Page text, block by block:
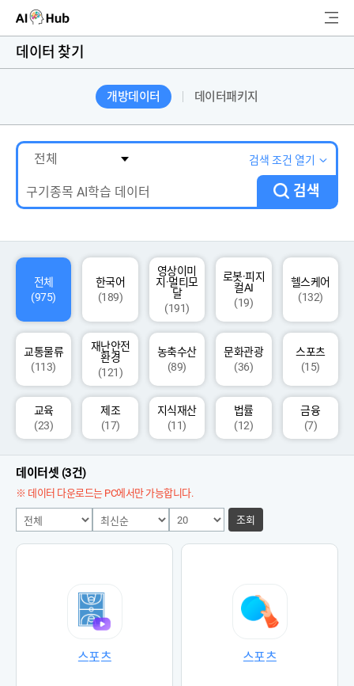
AI-Hub
AI 데이터찾기
AI 허브소개
AI 개발지원
고객지원
색
데이터 찾기
개방데이터 데이터패키지
검색 조건 열기
검색
전체
(975)
한국어
(189)
영상이미
지·멀티모
달
(191)
로봇·피지
컬AI
(19)
헬스케어
(132)
교통물류
(113)
재난안전
환경
(121)
농축수산
(89)
문화관광
(36)
스포츠
(15)
교육
(23)
제조
(17)
지식재산
(11)
법률
(12)
금융
(7)
데이터셋 (3건)
※ 데이터 다운로드는 PC에서만 가능합니다.
조회
스포츠 스포츠